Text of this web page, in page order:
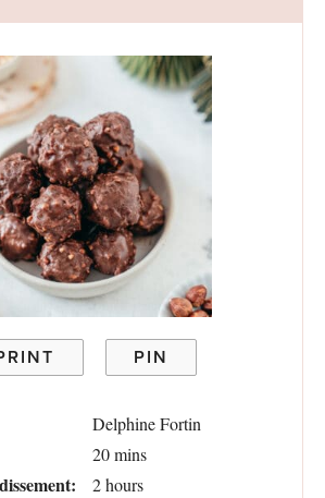
PIN
Delphine Fortin
20 mins
2 hours